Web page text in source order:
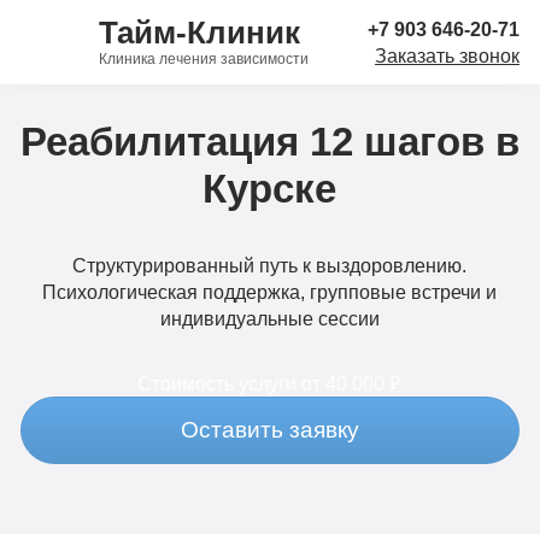
Тайм-Клиник
Клиника лечения зависимости
+7 903 646-20-71
Заказать звонок
Реабилитация 12 шагов в
Курске
Структурированный путь к выздоровлению.
Психологическая поддержка, групповые встречи и
индивидуальные сессии
Оставить заявку